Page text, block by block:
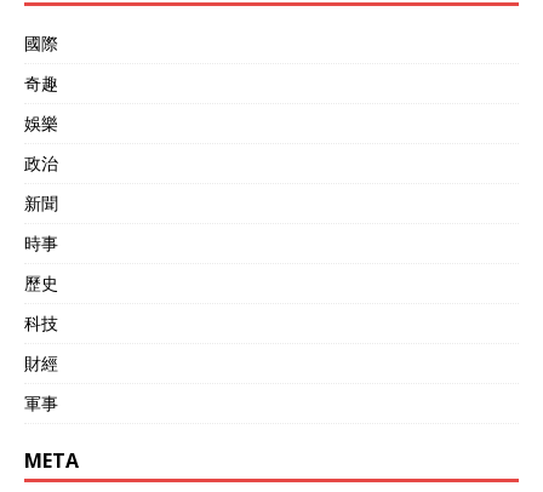
國際
奇趣
娛樂
政治
新聞
時事
歷史
科技
財經
軍事
META